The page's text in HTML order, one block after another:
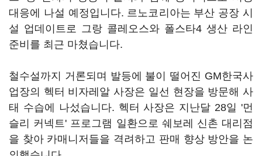
대응에 나설 예정입니다. 르노코리아는 부산 공장 시
설 업데이트로 그랑 콜레오스와 폴스타4 생산 라인
준비를 최근 마쳤습니다.
철수설까지 거론되며 발등에 불이 떨어진 GM한국사
업장의 헥터 비자레알 사장은 일선 현장을 방문해 사
태 수습에 나섰습니다. 헥터 사장은 지난달 28일 '먼
슬리 커넥트' 프로그램 일환으로 쉐보레 신촌 대리점
을 찾아 카매니저들을 격려하고 판매 향상 방안을 논